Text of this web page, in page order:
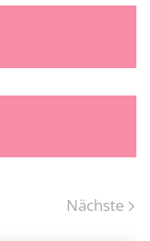
Nächste